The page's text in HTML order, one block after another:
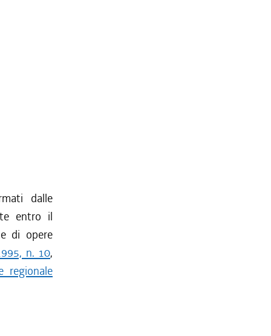
dalle
entro il
di opere
n. 10,
regionale